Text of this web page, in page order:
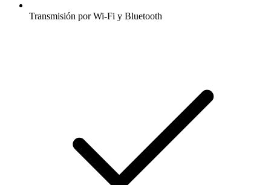
Transmisión por Wi-Fi y Bluetooth